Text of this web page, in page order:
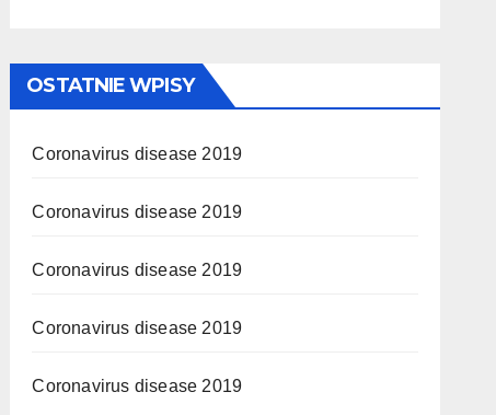
OSTATNIE WPISY
Coronavirus disease 2019
Coronavirus disease 2019
Coronavirus disease 2019
Coronavirus disease 2019
Coronavirus disease 2019